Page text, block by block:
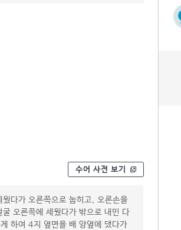
수어 사전 보기
다가 오른쪽으로 눕히고, 오른손을
오른쪽에 세웠다가 밖으로 내민 다
하여 4지 옆면을 배 양옆에 댔다가